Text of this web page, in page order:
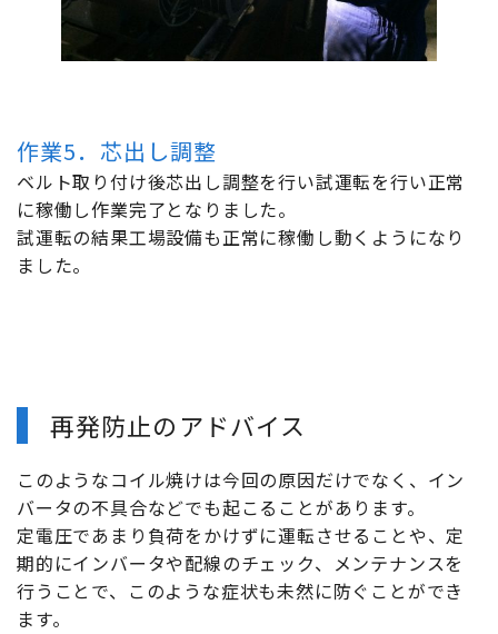
作業5．芯出し調整
ベルト取り付け後芯出し調整を行い試運転を行い正常
に稼働し作業完了となりました。
試運転の結果工場設備も正常に稼働し動くようになり
ました。
再発防止のアドバイス
このようなコイル焼けは今回の原因だけでなく、イン
バータの不具合などでも起こることがあります。
定電圧であまり負荷をかけずに運転させることや、定
期的にインバータや配線のチェック、メンテナンスを
行うことで、このような症状も未然に防ぐことができ
ます。